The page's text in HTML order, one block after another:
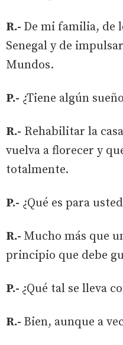
R.- De mi familia, de
Senegal y de
Mundos.
P.- ¿Tiene algún
R.- Rehabilitar la
vuelva a florecer y
totalmente.
P.- ¿Qué es para
R.- Mucho más que
principio que debe
P.- ¿Qué tal se lleva
R.- Bien, aunque a